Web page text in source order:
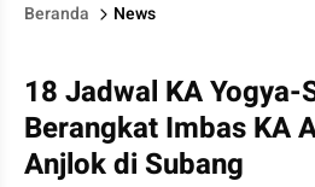
Beranda News
18 Jadwal KA Yogya-
Berangkat Imbas KA
Anjlok di Subang